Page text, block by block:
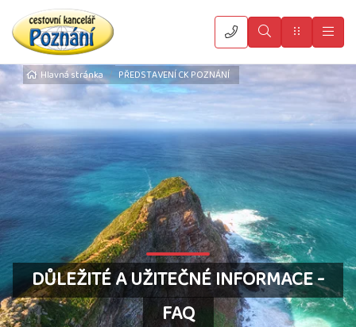
VyhledatMenu
Hlavná stránka PŘEDSTAVENÍ CK POZNÁNÍ
DŮLEŽITÉ A UŽITEČNÉ INFORMACE -
FAQ